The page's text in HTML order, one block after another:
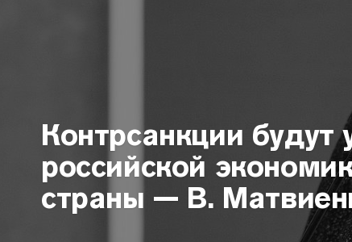
Контрсанкции будут
российской
страны — В.